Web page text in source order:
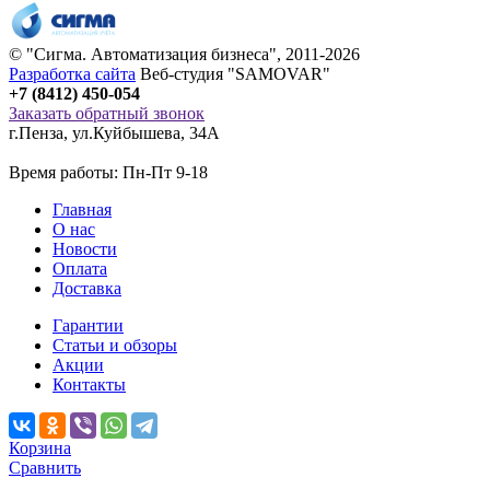
© "Сигма. Автоматизация бизнеса", 2011-2026
Разработка сайта Веб-студия "SAMOVAR"
+7 (8412) 450-054
Заказать обратный звонок
г.Пенза, ул.Куйбышева, 34А
Время работы: Пн-Пт 9-18
Главная
О нас
Новости
Оплата
Доставка
Гарантии
Статьи и обзоры
Акции
Контакты
Корзина
Сравнить